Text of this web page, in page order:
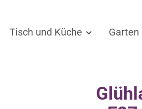
Tisch und Küche Garten